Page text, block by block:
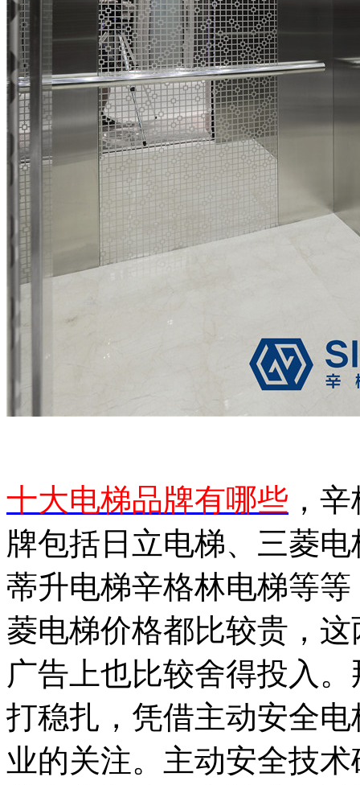
十大电梯品牌有哪些 ，
牌包括日立电梯、三菱
蒂升电梯辛格林电梯等
菱电梯价格都比较贵，
广告上也比较舍得投入
打稳扎，凭借主动安全
业的关注。主动安全技